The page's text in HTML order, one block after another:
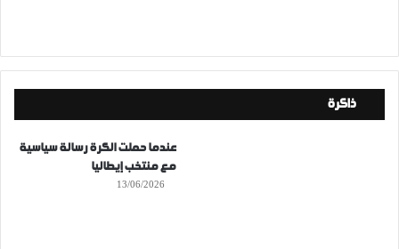
ذاكرة
عندما حملت الكرة رسالة سياسية
مع منتخب إيطاليا
13/06/2026